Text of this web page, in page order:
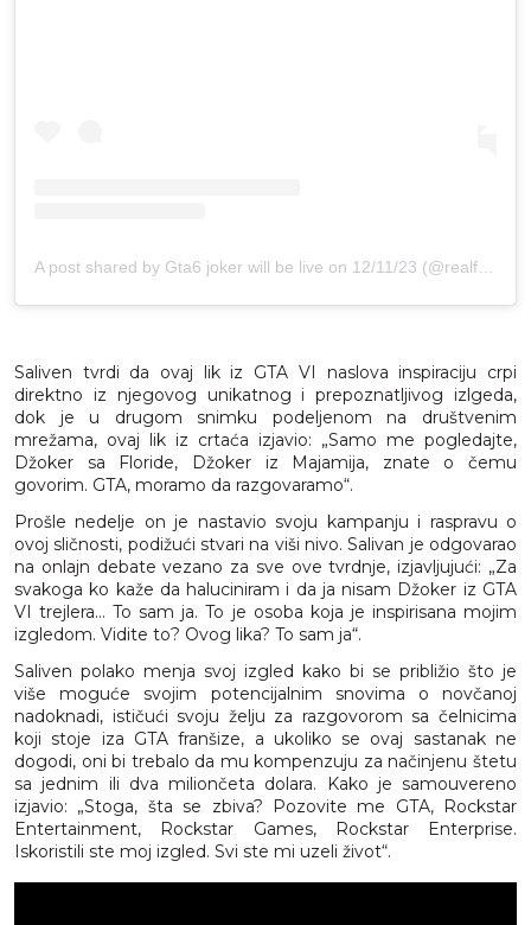
Saliven tvrdi da ovaj lik iz GTA VI naslova inspiraciju crpi
direktno iz njegovog unikatnog i prepoznatljivog izlgeda,
dok je u drugom snimku podeljenom na društvenim
mrežama, ovaj lik iz crtaća izjavio: „Samo me pogledajte,
Džoker sa Floride, Džoker iz Majamija, znate o čemu
govorim. GTA, moramo da razgovaramo“.
Prošle nedelje on je nastavio svoju kampanju i raspravu o
ovoj sličnosti, podižući stvari na viši nivo. Salivan je odgovarao
na onlajn debate vezano za sve ove tvrdnje, izjavljujući: „Za
svakoga ko kaže da haluciniram i da ja nisam Džoker iz GTA
VI trejlera... To sam ja. To je osoba koja je inspirisana mojim
izgledom. Vidite to? Ovog lika? To sam ja“.
Saliven polako menja svoj izgled kako bi se približio što je
više moguće svojim potencijalnim snovima o novčanoj
nadoknadi, ističući svoju želju za razgovorom sa čelnicima
koji stoje iza GTA franšize, a ukoliko se ovaj sastanak ne
dogodi, oni bi trebalo da mu kompenzuju za načinjenu štetu
sa jednim ili dva miliončeta dolara. Kako je samouvereno
izjavio: „Stoga, šta se zbiva? Pozovite me GTA, Rockstar
Entertainment, Rockstar Games, Rockstar Enterprise.
Iskoristili ste moj izgled. Svi ste mi uzeli život“.